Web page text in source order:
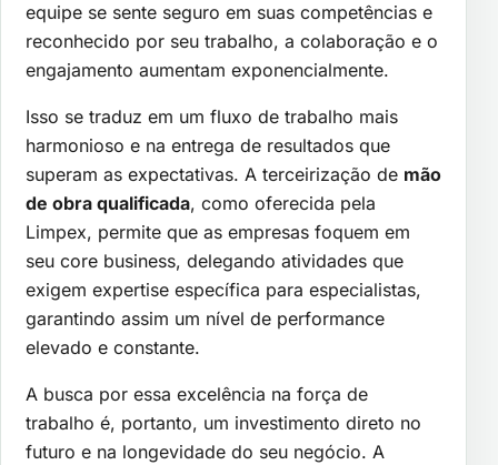
equipe se sente seguro em suas competências e
reconhecido por seu trabalho, a colaboração e o
engajamento aumentam exponencialmente.
Isso se traduz em um fluxo de trabalho mais
harmonioso e na entrega de resultados que
superam as expectativas. A terceirização de mão
de obra qualificada, como oferecida pela
Limpex, permite que as empresas foquem em
seu core business, delegando atividades que
exigem expertise específica para especialistas,
garantindo assim um nível de performance
elevado e constante.
A busca por essa excelência na força de
trabalho é, portanto, um investimento direto no
futuro e na longevidade do seu negócio. A